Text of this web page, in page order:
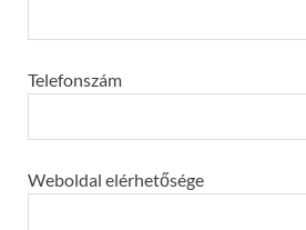
Telefonszám
Weboldal elérhetősége